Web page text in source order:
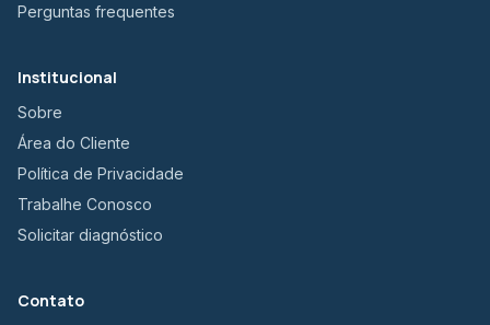
Perguntas frequentes
Institucional
Sobre
Área do Cliente
Política de Privacidade
Trabalhe Conosco
Solicitar diagnóstico
Contato